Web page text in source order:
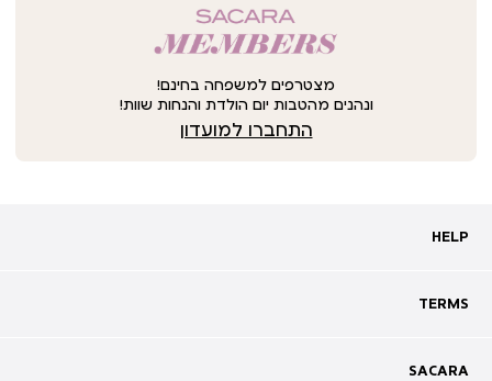
מצטרפים למשפחה בחינם!
ונהנים מהטבות יום הולדת והנחות שוות!
התחברו למועדון
HELP
HELP
שאלות ותשובות
TERMS
TERMS
מדיניות פרטיות
SACARA
SACARA